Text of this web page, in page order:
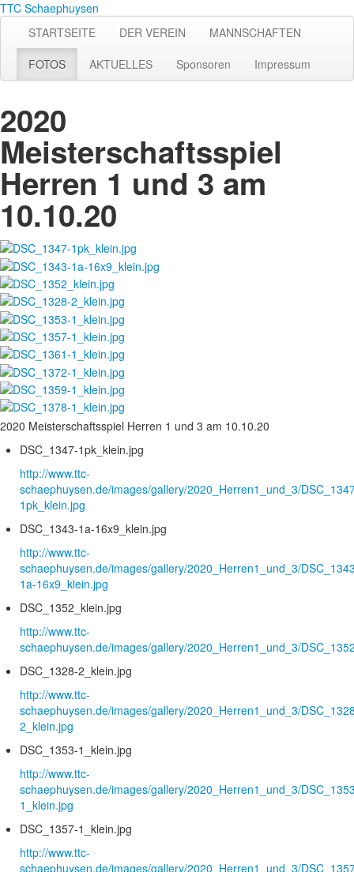
TTC Schaephuysen
STARTSEITE
DER VEREIN
MANNSCHAFTEN
FOTOS
AKTUELLES Sponsoren Impressum
2020
Meisterschaftsspiel
Herren 1 und 3 am
10.10.20
2020 Meisterschaftsspiel Herren 1 und 3 am 10.10.20
DSC_1347-1pk_klein.jpg
http://www.ttc-
schaephuysen.de/images/gallery/2020_Herren1_und_3/
1pk_klein.jpg
DSC_1343-1a-16x9_klein.jpg
http://www.ttc-
schaephuysen.de/images/gallery/2020_Herren1_und_3/
1a-16x9_klein.jpg
DSC_1352_klein.jpg
http://www.ttc-
schaephuysen.de/images/gallery/2020_Herren1_und_3/
DSC_1328-2_klein.jpg
http://www.ttc-
schaephuysen.de/images/gallery/2020_Herren1_und_3/
2_klein.jpg
DSC_1353-1_klein.jpg
http://www.ttc-
schaephuysen.de/images/gallery/2020_Herren1_und_3/
1_klein.jpg
DSC_1357-1_klein.jpg
http://www.ttc-
schaephuysen.de/images/gallery/2020_Herren1_und_3/